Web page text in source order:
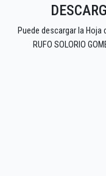
Puede descargar la Hoja
RUFO SOLORIO